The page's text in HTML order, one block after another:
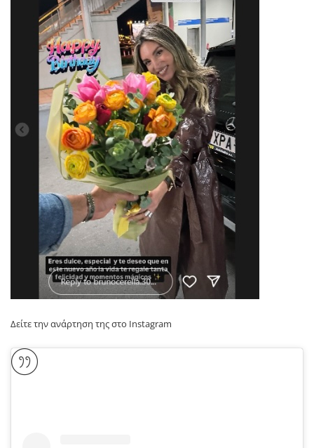
Δείτε την ανάρτηση της στο Instagram